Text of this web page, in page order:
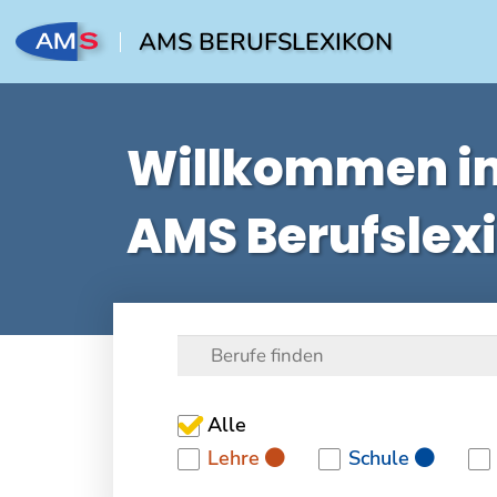
AMS BERUFSLEXIKON
Willkommen
AMS
Alle
Lehre
Schule